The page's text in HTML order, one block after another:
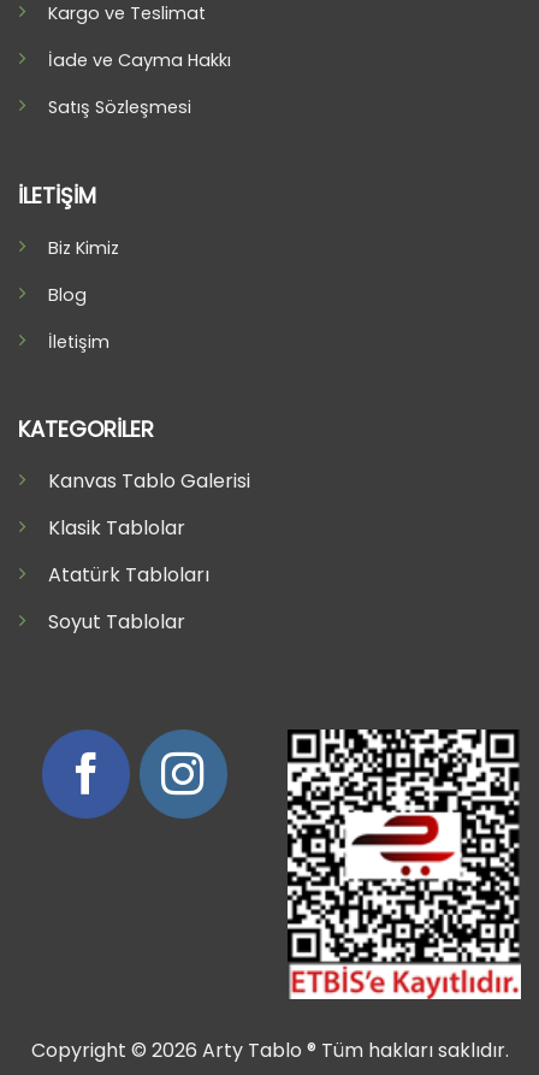
Kargo ve Teslimat
İade ve Cayma Hakkı
Satış Sözleşmesi
İLETİŞİM
Biz Kimiz
Blog
İletişim
KATEGORİLER
Kanvas Tablo Galerisi
Klasik Tablolar
Atatürk Tabloları
Soyut Tablolar
Copyright © 2026 Arty Tablo ® Tüm hakları saklıdır.